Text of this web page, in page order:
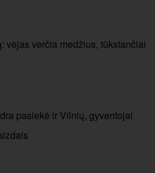
vėjas verčia medžius, tūkstančiai
pasiekė ir Vilnių, gyventojai